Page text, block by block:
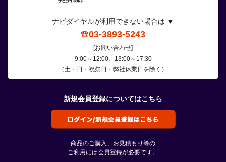
ナビダイヤルが利用できない場合は ▼
03-3893-5243
[お問い合わせ]
9:00～12:00、13:00～17:30
（土・日・祝祭日・弊社休業日を除く）
新規会員登録についてはこちら
商品のご購入、お見積もり等の
ご利用には会員登録が必要です。